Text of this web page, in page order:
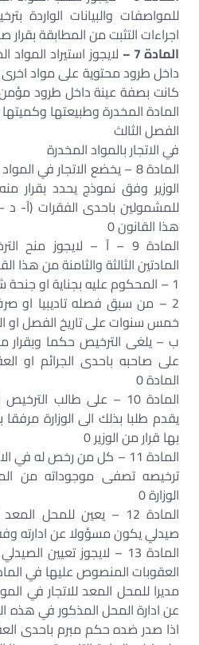
للمواصفات والبيانات الواردة
اجراءات التثبت من المطابقة بقرار
المادة 7 –
لايجوز استيراد
داخل طرود محتوية على مواد
كانت بصفة عينة داخل طرود
المادة المخدرة وطبيعتها وكميتها
الفصل الثالث
في الاتجار بالمواد المخدرة
المادة 8 – يخضع الاتجار في
الوزير وفق نموذج يحدد بقرار
للمشمولين باحدى الفقرات (آ- د
هذا القانون 0
المادة 9 – آ – لايجوز
المادتين الثالثة والثامنة من هذا
1 – المحكوم عليه بجناية او جنحة شائنة 0
2 – من سبق فصله تاديبيا او
خمس سنوات على تاريخ الفصل او
ب – يلغى الترخيص حكما وبقرار
على صاحبه باحدى الجرائم او
المادة 0
المادة 10 – على طالب
يقدم طلبا بذلك الى الوزارة مرفقا
بها قرار من الوزير 0
المادة 11 – كل من رخص له
ترخيصه تصفى موجوداته من
الوزارة 0
المادة 12 – يعين للمحل
صيدلي يكون مسؤولا عن ادارته
المادة 13 – لايجوز تعيين
العقوبات المنصوص عليها في
مديرا للمحل المعد للاتجار في
عن ادارة المحل المذكور في هذه
اذا صدر ضده حكم مبرم باحدى